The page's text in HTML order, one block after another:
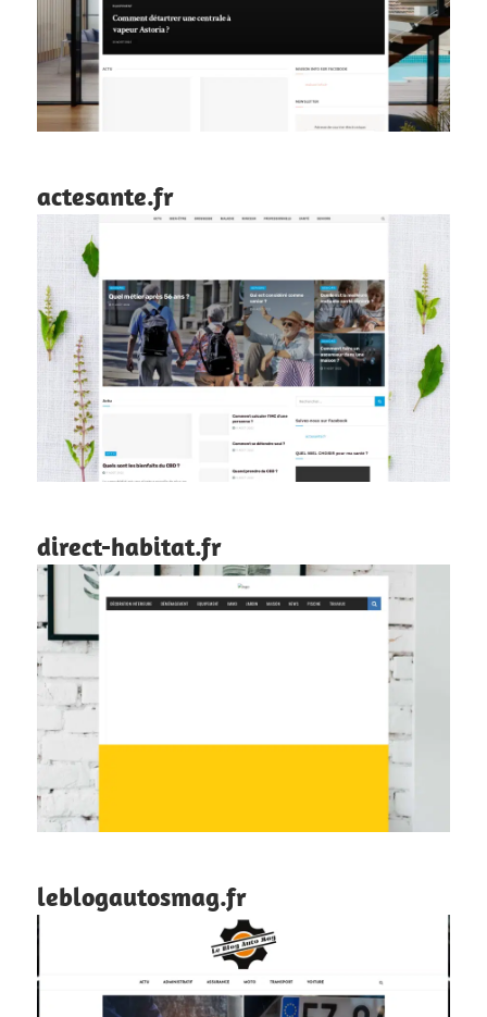
actesante.fr
direct-habitat.fr
leblogautosmag.fr